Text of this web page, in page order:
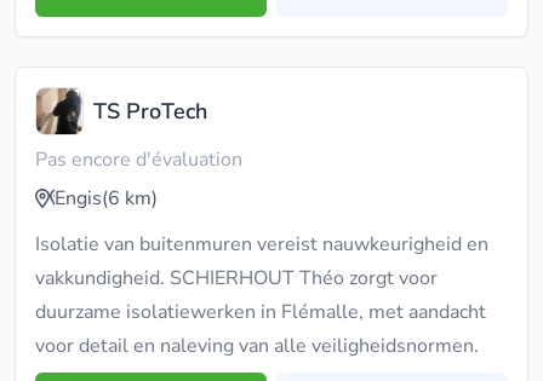
TS ProTech
Pas encore d'évaluation
Engis(6 km)
Isolatie van buitenmuren vereist nauwkeurigheid en
vakkundigheid. SCHIERHOUT Théo zorgt voor
duurzame isolatiewerken in Flémalle, met aandacht
voor detail en naleving van alle veiligheidsnormen.